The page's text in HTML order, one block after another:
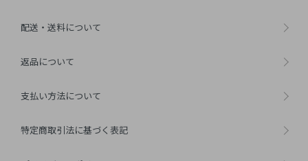
配送・送料について
返品について
支払い方法について
特定商取引法に基づく表記